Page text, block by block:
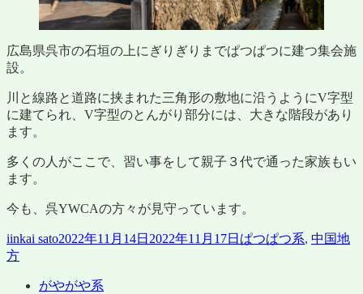
広島県呉市の石垣の上にぎりぎりまでぱつぱつに建つ集会施
設。
川と線路と道路に挟まれた三角形の敷地に沿うようにV字型
に建てられ、V字型のとんがり部分には、大きな階段があり
ます。
多くの人がここで、習い事をして親子３代で通った家族もい
ます。
今も、呉YWCAの方々が見守っています。
投
稿
iinkai sato投
2022年11月14日 2022年11月17日 カ
ぱつぱつ系, 中国地
方
がやがや系